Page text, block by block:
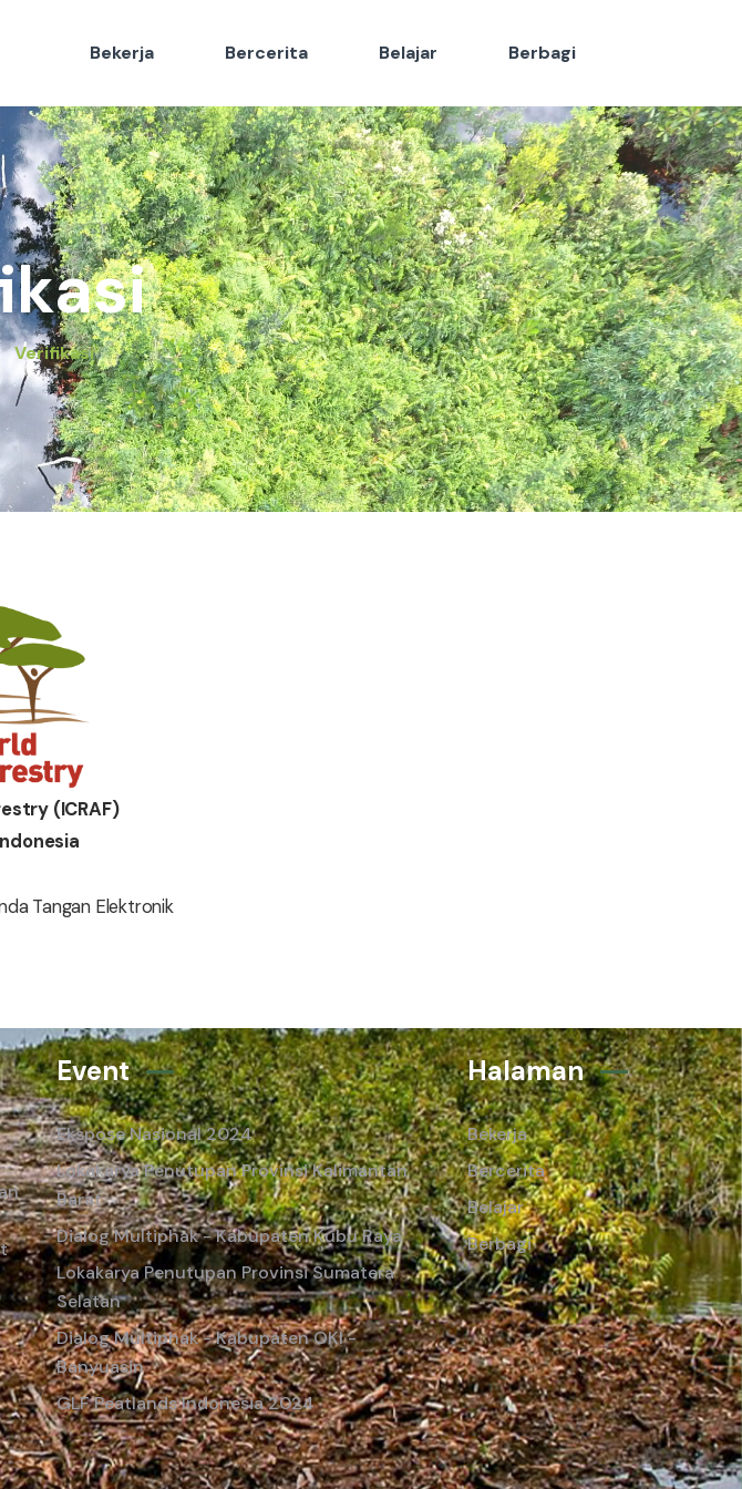
Bekerja Bercerita Belajar Berbagi
Verifikasi
(ICRAF)
Tangan Elektronik
Event
Ekspose Nasional 2024
Lokakarya Penutupan Provinsi Kalimantan
Barat
Dialog Multiphak - Kabupaten Kubu Raya
Lokakarya Penutupan Provinsi Sumatera
Selatan
Dialog Multiphak - Kabupaten OKI -
Banyuasin
GLF Peatlands Indonesia 2024
Halaman
Bekerja
Bercerita
Belajar
Berbagi